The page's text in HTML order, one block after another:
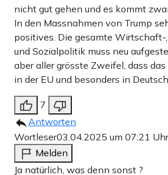
nicht gut gehen und es kommt
In den Massnahmen von Trump
positives. Die gesamte Wirtschaft-
und Sozialpolitik muss neu
aber aller grösste Zweifel, dass
in der EU und besonders in
7
Antworten
Wortleser03.04.2025 um 07:21
Melden
Ja natürlich, was denn sonst ?